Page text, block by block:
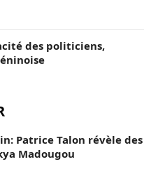
des politiciens,
Patrice Talon révèle des
Madougou